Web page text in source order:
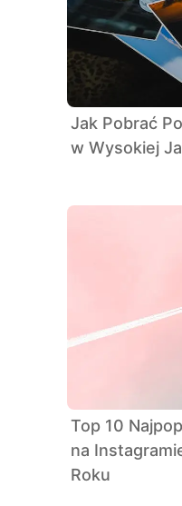
Jak Pobrać
w Wysokiej
Top 10
na
Roku